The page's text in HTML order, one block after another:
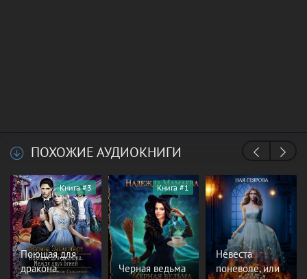
ПОХОЖИЕ АУДИОКНИГИ
Поющая для
дракона.
Книга #3
Черная ведьма
Книга #1
Невеста
поневоле, или